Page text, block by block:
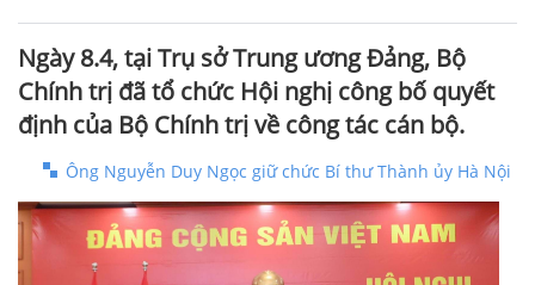
Ngày 8.4, tại Trụ sở Trung ương Đảng, Bộ
Chính trị đã tổ chức Hội nghị công bố quyết
định của Bộ Chính trị về công tác cán bộ.
Ông Nguyễn Duy Ngọc giữ chức Bí thư Thành ủy Hà Nội